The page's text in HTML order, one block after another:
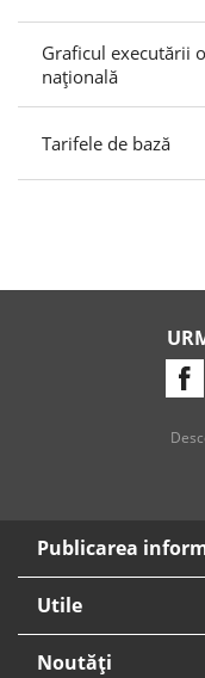
Graficul executării
naţională
Тarifele de bază
Publicarea
Utile
Noutăți